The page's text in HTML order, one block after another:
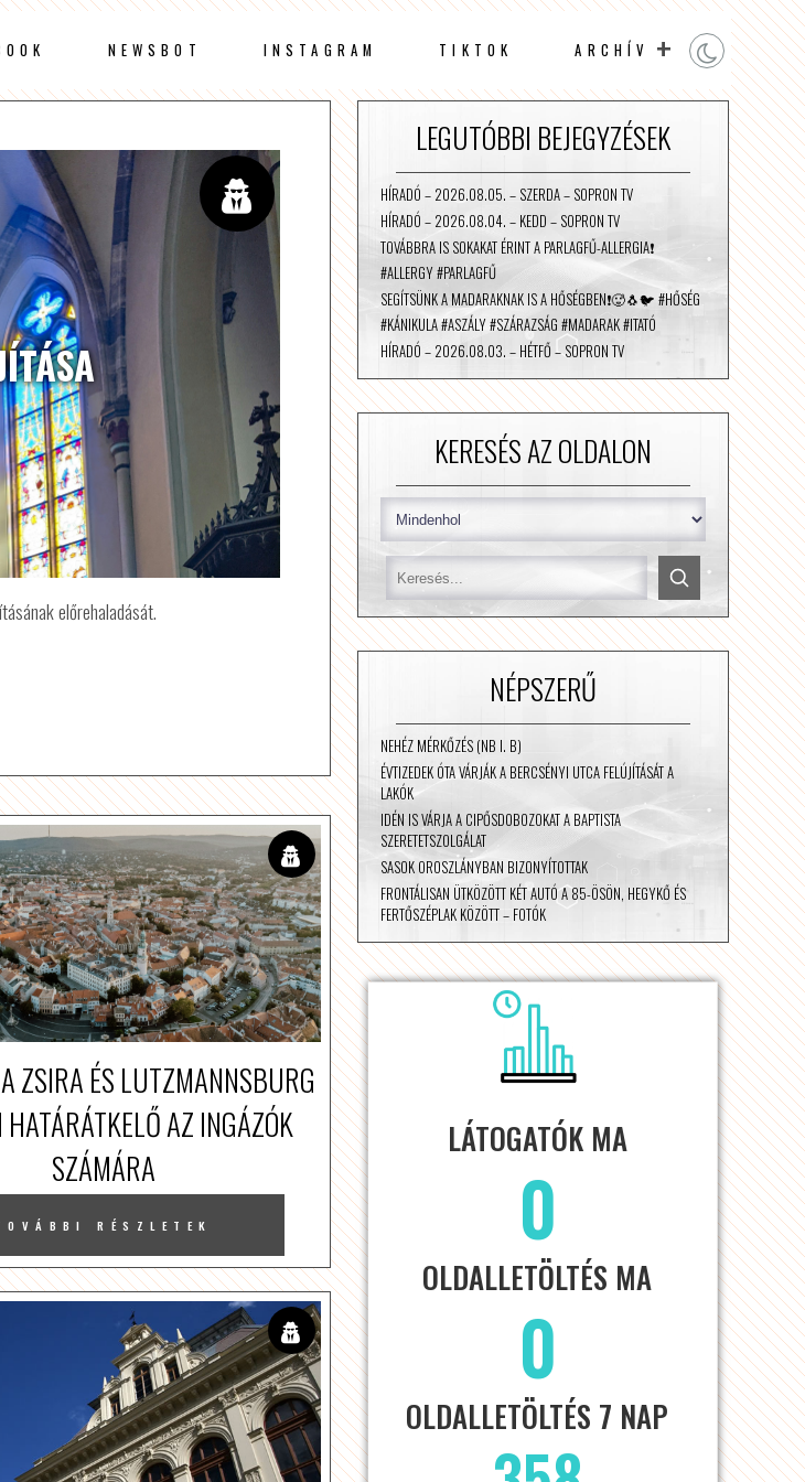
NEWSBOT INSTAGRAM TIKTOK ARCHÍV
előrehaladását.
ZSIRA ÉS LUTZMANNSBURG
HATÁRÁTKELŐ AZ INGÁZÓK
SZÁMÁRA
RÉSZLETEK
LEGUTÓBBI BEJEGYZÉSEK
HÍRADÓ – 2026.08.05. – SZERDA – SOPRON TV
HÍRADÓ – 2026.08.04. – KEDD – SOPRON TV
TOVÁBBRA IS SOKAKAT ÉRINT A PARLAGFŰ-ALLERGIA❗️
#ALLERGY #PARLAGFŰ
SEGÍTSÜNK A MADARAKNAK IS A HŐSÉGBEN❗️🥵🐧🐦 #HŐSÉG
#KÁNIKULA #ASZÁLY #SZÁRAZSÁG #MADARAK #ITATÓ
HÍRADÓ – 2026.08.03. – HÉTFŐ – SOPRON TV
KERESÉS AZ OLDALON
NÉPSZERŰ
NEHÉZ MÉRKŐZÉS (NB I. B)
ÉVTIZEDEK ÓTA VÁRJÁK A BERCSÉNYI UTCA FELÚJÍTÁSÁT A
LAKÓK
IDÉN IS VÁRJA A CIPŐSDOBOZOKAT A BAPTISTA
SZERETETSZOLGÁLAT
SASOK OROSZLÁNYBAN BIZONYÍTOTTAK
FRONTÁLISAN ÜTKÖZÖTT KÉT AUTÓ A 85-ÖSÖN, HEGYKŐ ÉS
FERTŐSZÉPLAK KÖZÖTT – FOTÓK
LÁTOGATÓK MA
0
OLDALLETÖLTÉS MA
0
OLDALLETÖLTÉS 7 NAP